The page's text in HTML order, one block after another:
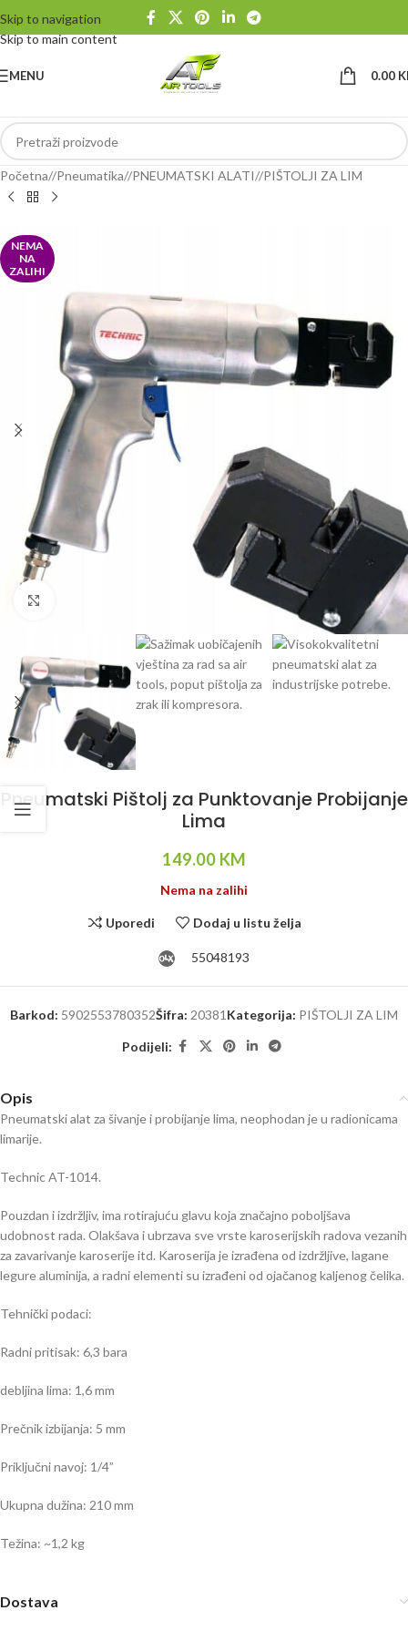
Skip to navigation
Skip to main content
MENU 0.00
Početna/ Pneumatika/ PNEUMATSKI ALATI/ PIŠTOLJI ZA LIM
NEMA
NA
ZALIHI
Pneumatski Pištolj za Punktovanje Probijanje
Lima
149.00 KM
Nema na zalihi
Uporedi Dodaj u listu želja
55048193
Barkod: 5902553780352Šifra: 20381 Kategorija: PIŠTOLJI ZA LIM
Podijeli:
Opis
Pneumatski alat za šivanje i probijanje lima, neophodan je u radionicama
limarije.
Technic AT-1014.
Pouzdan i izdržljiv, ima rotirajuću glavu koja značajno poboljšava
udobnost rada. Olakšava i ubrzava sve vrste karoserijskih radova vezanih
za zavarivanje karoserije itd. Karoserija je izrađena od izdržljive, lagane
legure aluminija, a radni elementi su izrađeni od ojačanog kaljenog čelika.
Tehnički podaci:
Radni pritisak: 6,3 bara
debljina lima: 1,6 mm
Prečnik izbijanja: 5 mm
Priključni navoj: 1/4”
Ukupna dužina: 210 mm
Težina: ~1,2 kg
Dostava